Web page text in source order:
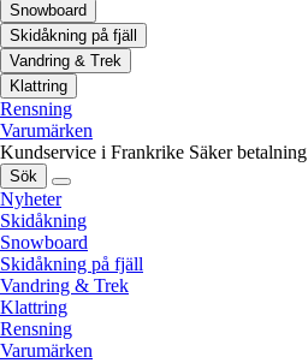
Snowboard
Skidåkning på fjäll
Vandring & Trek
Klattring
Rensning
Varumärken
Kundservice i Frankrike Säker betalning
Sök
Nyheter
Skidåkning
Snowboard
Skidåkning på fjäll
Vandring & Trek
Klattring
Rensning
Varumärken